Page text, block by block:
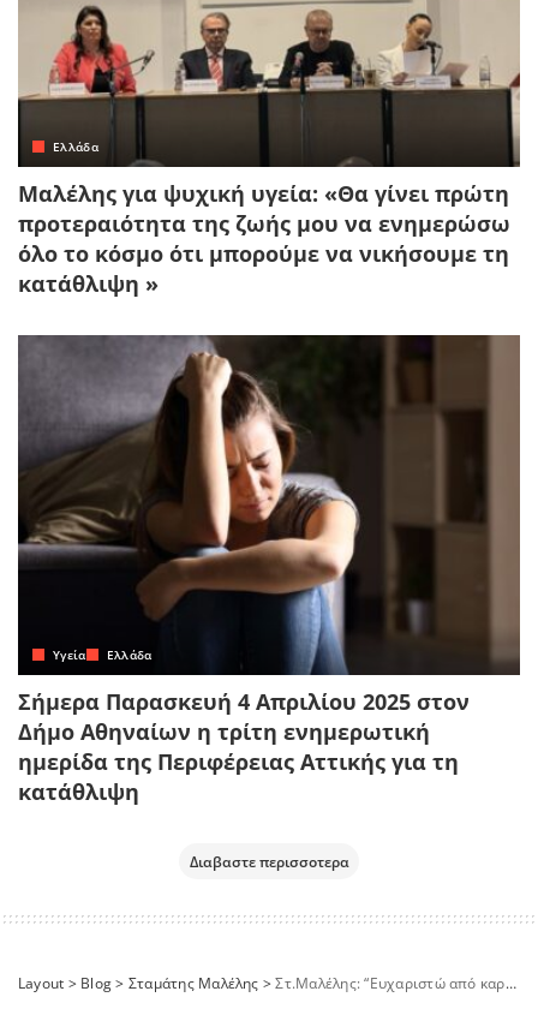
Ελλάδα
Μαλέλης για ψυχική υγεία: «Θα γίνει πρώτη
προτεραιότητα της ζωής μου να ενημερώσω
όλο το κόσμο ότι μπορούμε να νικήσουμε τη
κατάθλιψη »
Yγεία Ελλάδα
Σήμερα Παρασκευή 4 Απριλίου 2025 στον
Δήμο Αθηναίων η τρίτη ενημερωτική
ημερίδα της Περιφέρειας Αττικής για τη
κατάθλιψη
Διαβαστε περισσοτερα
Layout > Blog> Σταμάτης Μαλέλης >Στ.Μαλέλης: “Ευχαριστώ από καρδιάς τους εργαζόμενους του ΣΚΑΪ”